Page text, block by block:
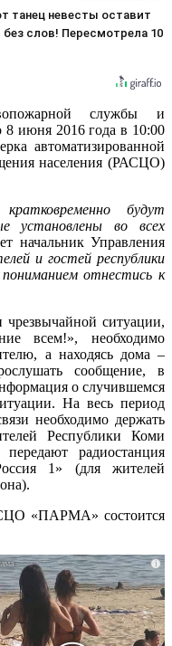
танец невесты оставит
без слов! Пересмотрела 10
службы и
8 июня 2016 года в 10:00
автоматизированной
населения (РАСЦО)
будут
установлены во всех
начальник Управления
и гостей республики
отнестись к
ситуации,
всем!», необходимо
, а находясь дома –
сообщение, в
о случившемся
На весь период
необходимо держать
Республики Коми
радиостанция
1» (для жителей
«ПАРМА» состоится
i